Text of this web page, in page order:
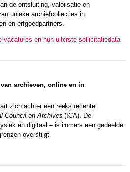
de ontsluiting, valorisatie en
unieke archiefcollecties in
en erfgoedpartners.
vacatures en hun uiterste sollicitatiedata
archieven, online en in
zich achter een reeks recente
Council on Archives (ICA). De
én digitaal – is immers een gedeelde
overstijgt.